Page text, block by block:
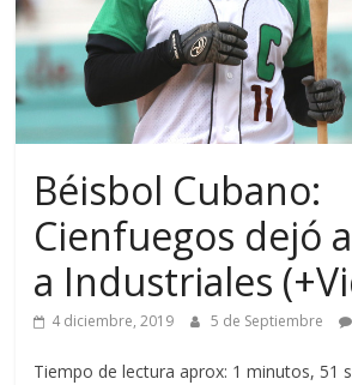
Béisbol Cubano:
Cienfuegos dejó
a Industriales
4 diciembre, 2019 5 de Septiembre
Tiempo de lectura aprox: 1 minutos, 51